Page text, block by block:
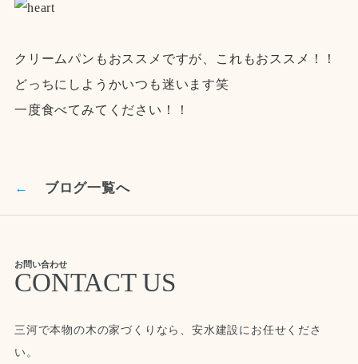
クリームパンもおススメですが、これもおススメ！！
どっちにしようかいつも迷います笑
一度食べてみてください！！
← ブログ一覧へ
お問い合わせ
CONTACT US
三河で本物の木の家づくりなら、安水建設にお任せくださ
い。